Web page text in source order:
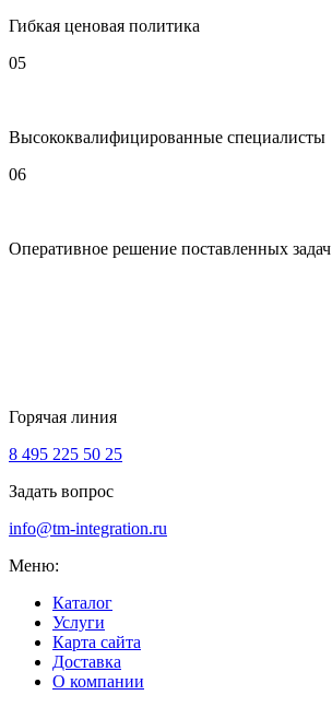
Гибкая ценовая политика
05
Высококвалифицированные специалисты
06
Оперативное решение поставленных задач
Горячая линия
8 495 225 50 25
Задать вопрос
info@tm-integration.ru
Меню:
Каталог
Услуги
Карта сайта
Доставка
О компании